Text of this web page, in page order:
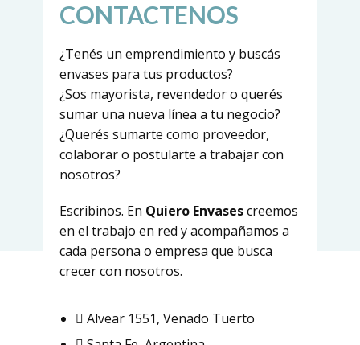
CONTACTENOS
¿Tenés un emprendimiento y buscás
envases para tus productos?
¿Sos mayorista, revendedor o querés
sumar una nueva línea a tu negocio?
¿Querés sumarte como proveedor,
colaborar o postularte a trabajar con
nosotros?
Escribinos. En Quiero Envasescreemos
en el trabajo en red y acompañamos a
cada persona o empresa que busca
crecer con nosotros.
Alvear 1551, Venado Tuerto